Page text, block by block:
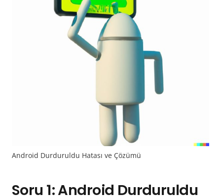
Android Durduruldu Hatası ve Çözümü
Soru 1: Android Durduruldu